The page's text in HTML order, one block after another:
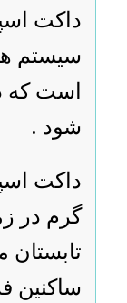
داکت
سیستم
است که
شود .
داکت
گرم در
ساکنین